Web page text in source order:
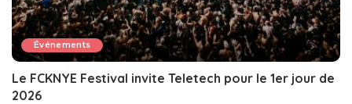
Événements
Le FCKNYE Festival invite Teletech pour le 1er jour de
2026